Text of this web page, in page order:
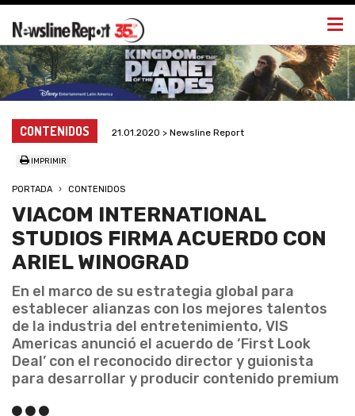
CONTENIDOS 21.01.2020 > Newsline Report
IMPRIMIR
PORTADA CONTENIDOS
VIACOM INTERNATIONAL
STUDIOS FIRMA ACUERDO CON
ARIEL WINOGRAD
En el marco de su estrategia global para
establecer alianzas con los mejores talentos
de la industria del entretenimiento, VIS
Americas anunció el acuerdo de ‘First Look
Deal’ con el reconocido director y guionista
para desarrollar y producir contenido premium